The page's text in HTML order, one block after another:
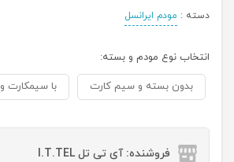
دسته : مودم ایرانسل
انتخاب نوع مودم و بسته:
بدون بسته و سیم کارت با سیمکارت و 300 گیگ اینترنت
فروشنده: آی تی تل I.T.TEL